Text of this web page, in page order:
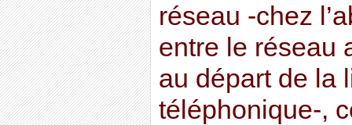
réseau -chez
entre le réseau
au départ de la
téléphonique-,